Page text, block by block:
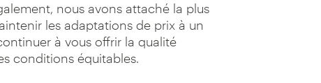
nous avons attaché la plus
les adaptations de prix à un
à vous offrir la qualité
conditions équitables.